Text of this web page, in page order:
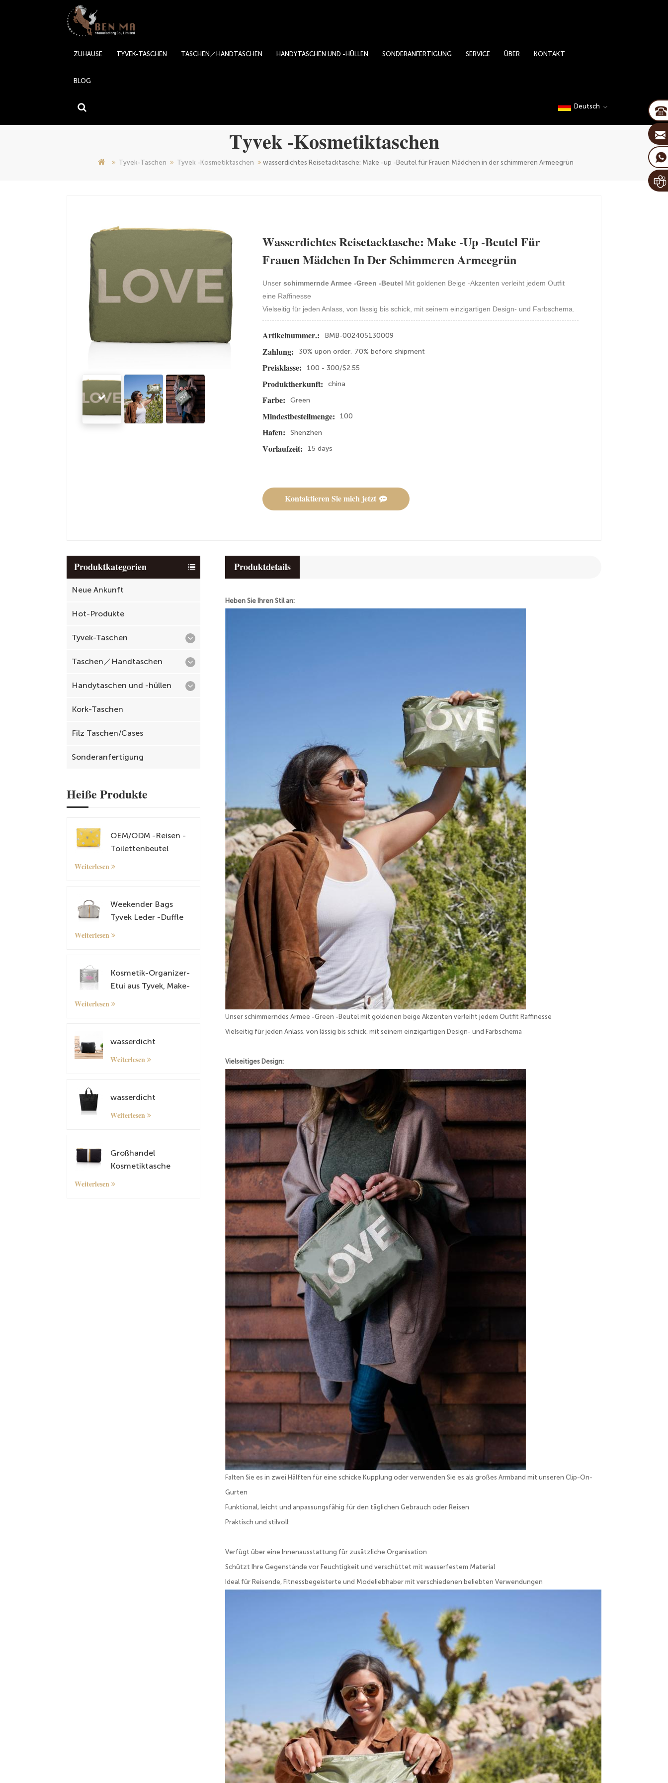
ZUHAUSE TYVEK-TASCHEN TASCHEN／HANDTASCHEN HANDYTASCHEN UND -HÜLLEN SONDERANFERTIGUNG SERVICE ÜBER KONTAKT
BLOG
Deutsch
Tyvek -Kosmetiktaschen
Tyvek-Taschen Tyvek -Kosmetiktaschen wasserdichtes Reisetacktasche: Make -up -Beutel für Frauen Mädchen in der schimmeren Armeegrün
Wasserdichtes Reisetacktasche: Make -up -Beutel Für
Frauen Mädchen In Der Schimmeren Armeegrün
Unserschimmernde Armee -Green -Beutel Mit goldenen Beige -Akzenten verleiht jedem Outfit
eine Raffinesse
Vielseitig für jeden Anlass, von lässig bis schick, mit seinem einzigartigen Design- und Farbschema.
Artikelnummer.:
BMB-002405130009
Zahlung:
30% upon order, 70% before shipment
Preisklasse:
100 - 300/$2.55
Produktherkunft:
china
Farbe:
Green
Mindestbestellmenge:
100
Hafen:
Shenzhen
Vorlaufzeit:
15 days
Kontaktieren Sie mich jetzt
Produktkategorien
Neue Ankunft
Hot-Produkte
Tyvek-Taschen
Taschen／Handtaschen
Handytaschen und -hüllen
Kork-Taschen
Filz Taschen/Cases
Sonderanfertigung
Heiße Produkte
OEM/ODM -Reisen -
Toilettenbeutel
Weiterlesen
Weekender Bags
Tyvek Leder -Duffle
Gepäckhülle
Weiterlesen
Kosmetik-Organizer-
Etui aus Tyvek, Make-
Weiterlesen
wasserdicht
Weiterlesen
wasserdicht
Weiterlesen
Großhandel
Kosmetiktasche
Weiterlesen
Produktdetails
Heben Sie Ihren Stil an:
Unser schimmerndes Armee -Green -Beutel mit goldenen beige Akzenten verleiht jedem Outfit Raffinesse
Vielseitig für jeden Anlass, von lässig bis schick, mit seinem einzigartigen Design- und Farbschema
Vielseitiges Design:
Falten Sie es in zwei Hälften für eine schicke Kupplung oder verwenden Sie es als großes Armband mit unseren Clip-On-
Gurten
Funktional, leicht und anpassungsfähig für den täglichen Gebrauch oder Reisen
Praktisch und stilvoll:
Verfügt über eine Innenausstattung für zusätzliche Organisation
Schützt Ihre Gegenstände vor Feuchtigkeit und verschüttet mit wasserfestem Material
Ideal für Reisende, Fitnessbegeisterte und Modeliebhaber mit verschiedenen beliebten Verwendungen